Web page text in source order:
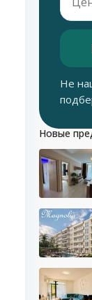
Не
Новые